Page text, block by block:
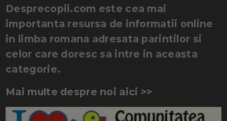
Desprecopii.com este cea mai
importanta resursa de informatii online
in limba romana adresata parintilor si
celor care doresc sa intre in aceasta
categorie.
Mai multe despre noi aici >>